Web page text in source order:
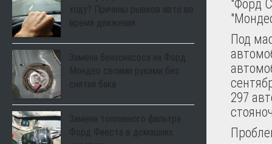
"Форд
Под
297
ходу? Причины рывков авто во
время движения
Замена бензонасоса на Форд
Мондео своими руками без
снятия бака
Замена топливного фильтра
Форд Фиеста в домашних